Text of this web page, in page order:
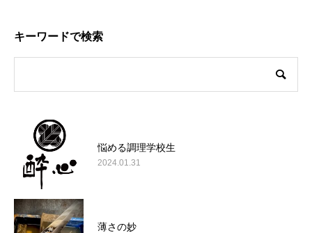
キーワードで検索
悩める調理学校生
2024.01.31
薄さの妙